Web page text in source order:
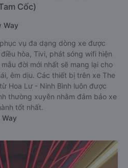
Cốc)
Way
vụ đa dạng dòng xe được
hòa, Tivi, phát sóng wifi hiện
đời mới nhất sẽ mang lại cho
êm dịu. Các thiết bị trên xe The
Hoa Lư - Ninh Bình luôn được
thường xuyên nhằm đảm bảo xe
tốt nhất.